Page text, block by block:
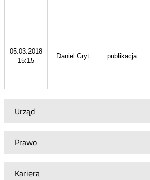
Urząd
Prawo
Kariera
05.03.2018
15:15
Daniel Gryt publikacja